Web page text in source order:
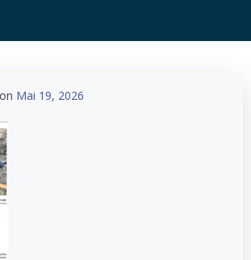
on Mai 19, 2026